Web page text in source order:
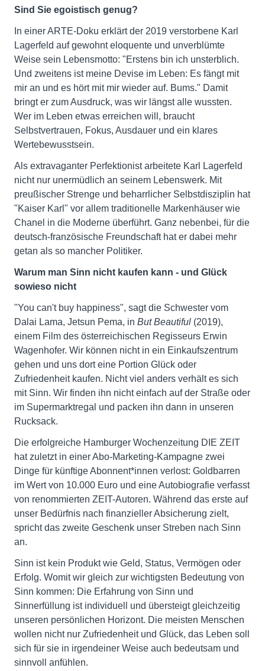
Sind Sie egoistisch genug?
In einer ARTE-Doku erklärt der 2019 verstorbene Karl
Lagerfeld auf gewohnt eloquente und unverblümte
Weise sein Lebensmotto: "Erstens bin ich unsterblich.
Und zweitens ist meine Devise im Leben: Es fängt mit
mir an und es hört mit mir wieder auf. Bums." Damit
bringt er zum Ausdruck, was wir längst alle wussten.
Wer im Leben etwas erreichen will, braucht
Selbstvertrauen, Fokus, Ausdauer und ein klares
Wertebewusstsein.
Als extravaganter Perfektionist arbeitete Karl Lagerfeld
nicht nur unermüdlich an seinem Lebenswerk. Mit
preußischer Strenge und beharrlicher Selbstdisziplin hat
"Kaiser Karl" vor allem traditionelle Markenhäuser wie
Chanel in die Moderne überführt. Ganz nebenbei, für die
deutsch-französische Freundschaft hat er dabei mehr
getan als so mancher Politiker.
Warum man Sinn nicht kaufen kann - und Glück
sowieso nicht
"You can't buy happiness", sagt die Schwester vom
Dalai Lama, Jetsun Pema, in But Beautiful (2019),
einem Film des österreichischen Regisseurs Erwin
Wagenhofer. Wir können nicht in ein Einkaufszentrum
gehen und uns dort eine Portion Glück oder
Zufriedenheit kaufen. Nicht viel anders verhält es sich
mit Sinn. Wir finden ihn nicht einfach auf der Straße oder
im Supermarktregal und packen ihn dann in unseren
Rucksack.
Die erfolgreiche Hamburger Wochenzeitung DIE ZEIT
hat zuletzt in einer Abo-Marketing-Kampagne zwei
Dinge für künftige Abonnent*innen verlost: Goldbarren
im Wert von 10.000 Euro und eine Autobiografie verfasst
von renommierten ZEIT-Autoren. Während das erste auf
unser Bedürfnis nach finanzieller Absicherung zielt,
spricht das zweite Geschenk unser Streben nach Sinn
an.
Sinn ist kein Produkt wie Geld, Status, Vermögen oder
Erfolg. Womit wir gleich zur wichtigsten Bedeutung von
Sinn kommen: Die Erfahrung von Sinn und
Sinnerfüllung ist individuell und übersteigt gleichzeitig
unseren persönlichen Horizont. Die meisten Menschen
wollen nicht nur Zufriedenheit und Glück, das Leben soll
sich für sie in irgendeiner Weise auch bedeutsam und
sinnvoll anfühlen.